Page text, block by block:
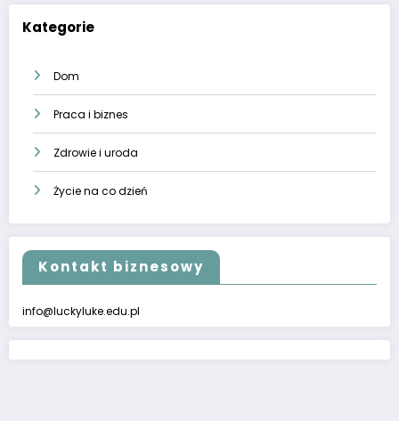
Kategorie
Dom
Praca i biznes
Zdrowie i uroda
Życie na co dzień
Kontakt biznesowy
info@luckyluke.edu.pl